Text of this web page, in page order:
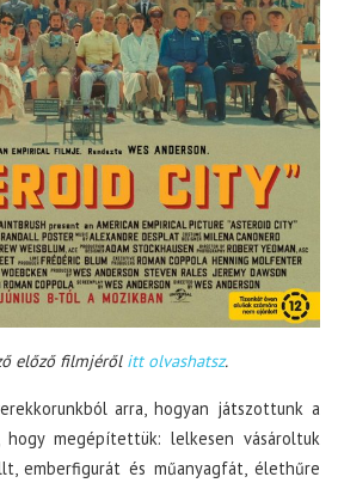
előző filmjéről itt olvashatsz.
arra, hogyan játszottunk a
hogy megépítettük: lelkesen vásároltuk
emberfigurát és műanyagfát, élethűre